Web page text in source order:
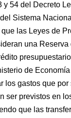
y 54 del Decreto
Sistema
las Leyes de
una
de
los gastos que por
ser previstos en
que las